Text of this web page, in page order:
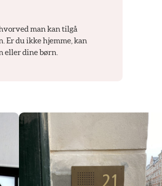
man kan tilgå
Er du ikke hjemme, kan
eller dine børn.